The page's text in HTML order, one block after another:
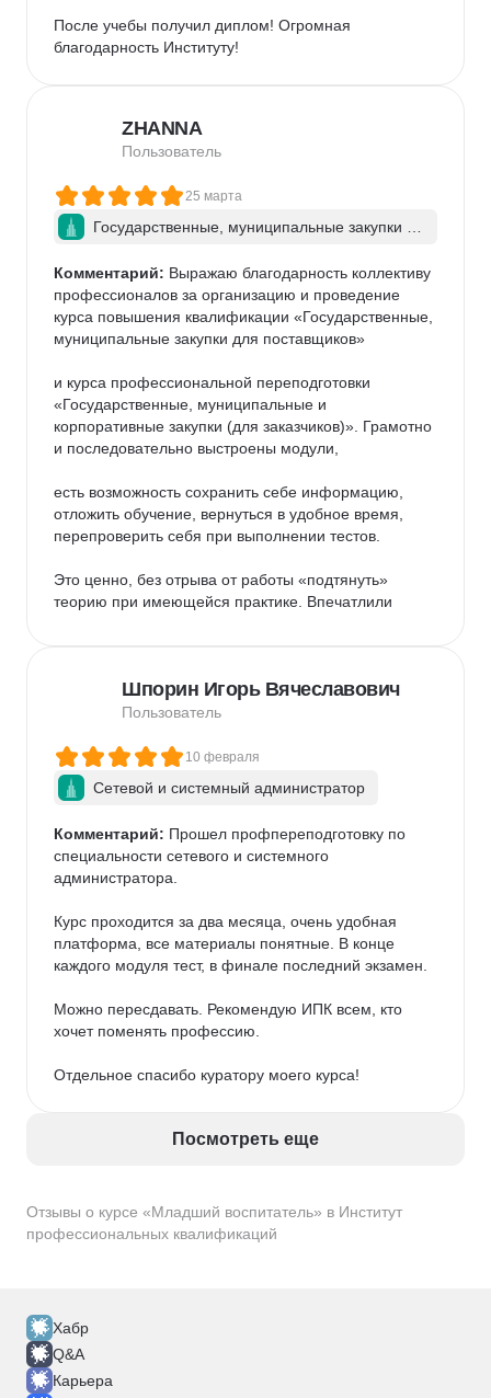
Отзывы о курсе «Младший воспитатель» в Институт
профессиональных квалификаций
После учебы получил диплом! Огромная
благодарность Институту!
ZHANNA
Пользователь
25 марта
Государственные, муниципальные закупки дл
Комментарий: Выражаю благодарность коллективу
профессионалов за организацию и проведение
курса повышения квалификации «Государственные,
муниципальные закупки для поставщиков»
и курса профессиональной переподготовки
«Государственные, муниципальные и
корпоративные закупки (для заказчиков)». Грамотно
и последовательно выстроены модули,
есть возможность сохранить себе информацию,
отложить обучение, вернуться в удобное время,
перепроверить себя при выполнении тестов.
Это ценно, без отрыва от работы «подтянуть»
теорию при имеющейся практике. Впечатлили
Глубокие знания материала, изложение «живое»,
понятное, с примерами из практики. Спасибо и
закрепленными кураторами Евгенией Сагой
и Ириной Быковой. Всегда на связи при
вопросах. Спасибо за сопровождение. Завершив
обучение оперативно получила подтверждающий
документ.
В целом полезное, удобное, грамотно
сформированное обучение. Спасибо за
предоставленную возможность.
Шпорин Игорь Вячеславович
Пользователь
10 февраля
Сетевой и системный администратор
Комментарий: Прошел профпереподготовку по
специальности сетевого и системного
администратора.
Курс проходится за два месяца, очень удобная
платформа, все материалы понятные. В конце
каждого модуля тест, в финале последний экзамен.
Можно пересдавать. Рекомендую ИПК всем, кто
хочет поменять профессию.
Отдельное спасибо куратору моего курса!
Посмотреть еще
Хабр
Q&A
Карьера